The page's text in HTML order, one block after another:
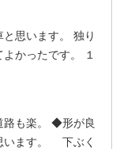
思います。 独り
かったです。 １
路も楽。 ◆形が良
います。 下ぶく